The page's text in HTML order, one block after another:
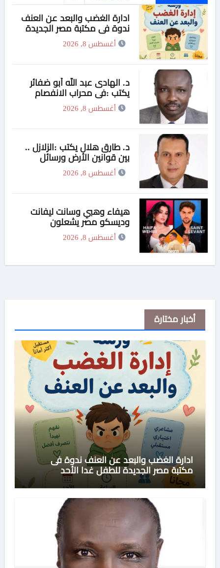
ادارة الغضب والبعد عن العنف
ندوة فى مكتبة مصر الجديدة
للطفل غدا الأحد
أغسطس 8, 2026
د. الهادى عبد الله أبو ضفائر
يكتب :في محراب الانفصام
الأخلاقي.. حين تنفصل الشعيرة
عن الضمير
أغسطس 8, 2026
د. طارق هلال يكتب :الزلازل ..
بين قوانين الأرض ورسائل
السماء
أغسطس 8, 2026
هيفاء وهبي وسانت ليفانت
وديسكو مصر يشعلون
موسيقية استثنائية في موسم
أغسطس 8, 2026
أخبار مختارة
ادارة الغضب والبعد عن العنف ندوة فى
مكتبة مصر الجديدة للطفل غدا الأحد